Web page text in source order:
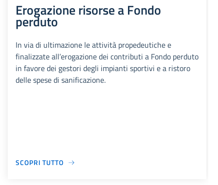
Erogazione risorse a Fondo
perduto
In via di ultimazione le attività propedeutiche e
finalizzate all’erogazione dei contributi a Fondo perduto
in favore dei gestori degli impianti sportivi e a ristoro
delle spese di sanificazione.
SCOPRI TUTTO